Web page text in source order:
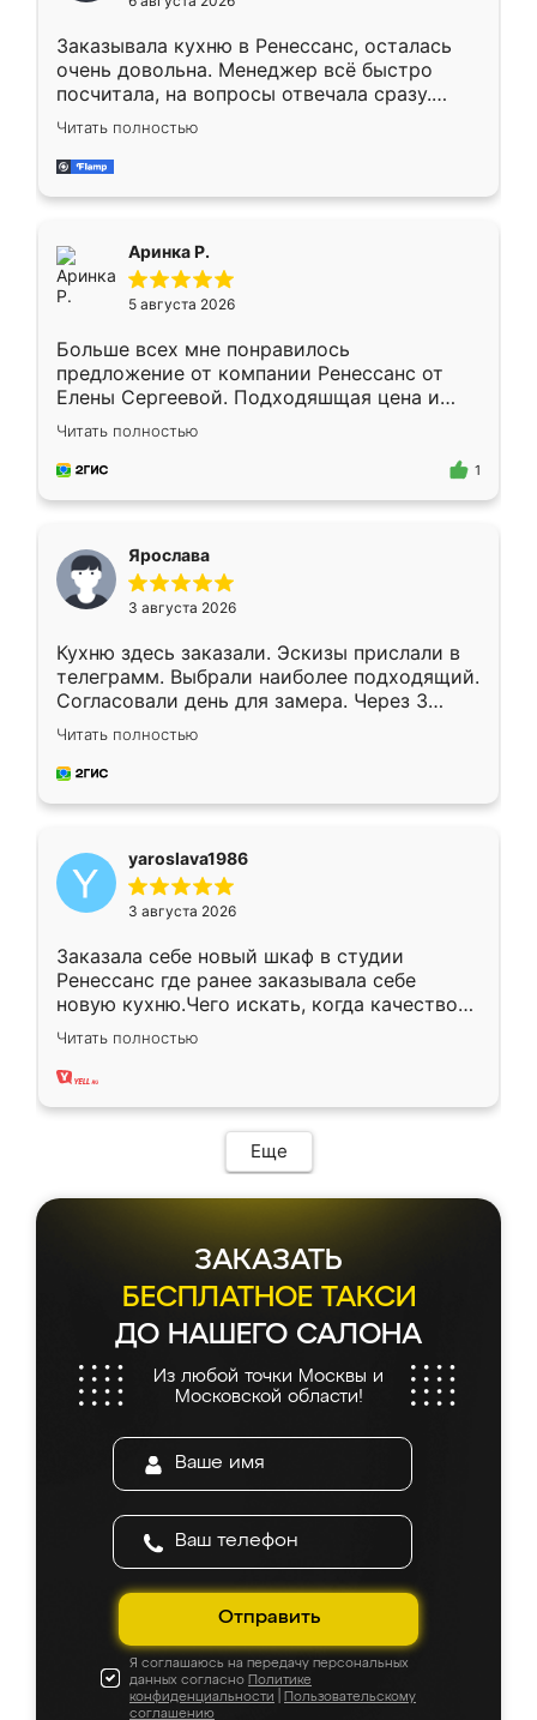
мебели буду заказывать только здесь.
Заказывала кухню в Ренессанс, осталась
очень довольна. Менеджер всё быстро
посчитала, на вопросы отвечала сразу.
Замерщик приехал в субботу, подошёл к
делу со всей ответственностью. Собрали
за день, ребята работали аккуратно, даже
Читать полностью
Аринка Р.
5 августа 2026
Больше всех мне понравилось
предложение от компании Ренессанс от
Елены Сергеевой. Подходяшщая цена и
короткие сроки изготовления. Приехавший
для замера сотрудник Владислав
предложил по моему эскизу самый
Читать полностью
1
Ярослава
3 августа 2026
Кухню здесь заказали. Эскизы прислали в
телеграмм. Выбрали наиболее подходящий.
Согласовали день для замера. Через 3
недели кухня была уже готова. Остались
довольны работой. Спасибо Ренессанс
мебель за качественную работу!
Читать полностью
yaroslava1986
3 августа 2026
Заказала себе новый шкаф в студии
Ренессанс где ранее заказывала себе
новую кухню.Чего искать, когда качеством
вполне довольна. Служит кухня уже почти
два года, нареканий нет.
Читать полностью
Еще
ЗАКАЗАТЬ
БЕСПЛАТНОЕ ТАКСИ
ДО НАШЕГО САЛОНА
Из любой точки Москвы и
Московской области!
Отправить
Я соглашаюсь на передачу персональных
данных согласно Политике
конфиденциальности
Пользовательскому
соглашению